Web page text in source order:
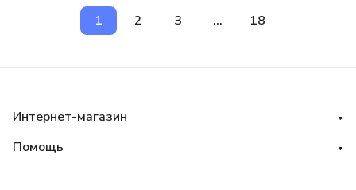
1 2 3 ... 18
Интернет-магазин
Помощь